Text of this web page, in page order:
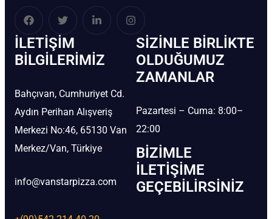
İLETIŞIM
BİLGILERIMIZ
Bahçıvan, Cumhuriyet Cd.
Aydın Perihan Alışveriş
Merkezi No:46, 65130 Van
Merkez/Van, Türkiye
info@vanstarpizza.com
SIZINLE BIRLIKTE
OLDUĞUMUZ
ZAMANLAR
Pazartesi – Cuma: 8:00–
22:00
BIZIMLE
İLETIŞIME
GEÇEBILIRSINIZ